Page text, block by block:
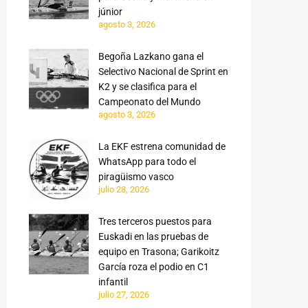
júnior
agosto 3, 2026
Begoña Lazkano gana el
Selectivo Nacional de Sprint en
K2 y se clasifica para el
Campeonato del Mundo
agosto 3, 2026
La EKF estrena comunidad de
WhatsApp para todo el
piragüismo vasco
julio 28, 2026
Tres terceros puestos para
Euskadi en las pruebas de
equipo en Trasona; Garikoitz
García roza el podio en C1
infantil
julio 27, 2026